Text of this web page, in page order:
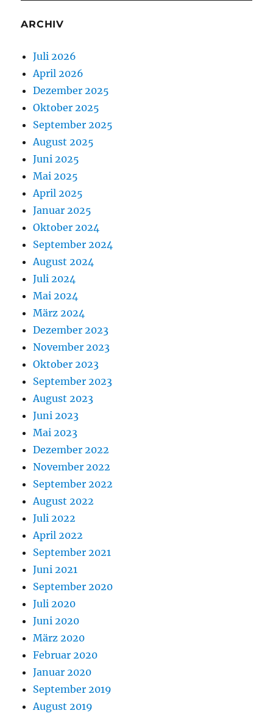
ARCHIV
Juli 2026
April 2026
Dezember 2025
Oktober 2025
September 2025
August 2025
Juni 2025
Mai 2025
April 2025
Januar 2025
Oktober 2024
September 2024
August 2024
Juli 2024
Mai 2024
März 2024
Dezember 2023
November 2023
Oktober 2023
September 2023
August 2023
Juni 2023
Mai 2023
Dezember 2022
November 2022
September 2022
August 2022
Juli 2022
April 2022
September 2021
Juni 2021
September 2020
Juli 2020
Juni 2020
März 2020
Februar 2020
Januar 2020
September 2019
August 2019